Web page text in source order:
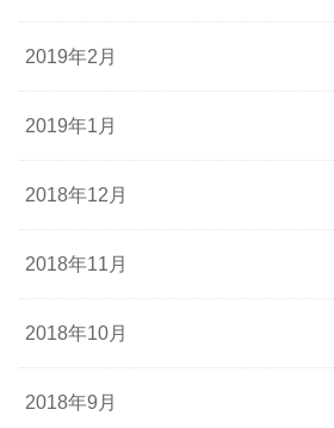
2019年2月
2019年1月
2018年12月
2018年11月
2018年10月
2018年9月